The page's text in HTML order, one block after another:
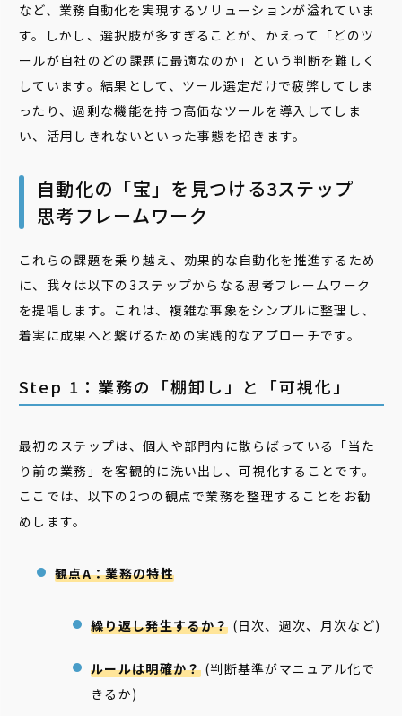
など、業務自動化を実現するソリューションが溢れていま
す。しかし、選択肢が多すぎることが、かえって「どのツ
ールが自社のどの課題に最適なのか」という判断を難しく
しています。結果として、ツール選定だけで疲弊してしま
ったり、過剰な機能を持つ高価なツールを導入してしま
い、活用しきれないといった事態を招きます。
自動化の「宝」を見つける3ステップ
思考フレームワーク
これらの課題を乗り越え、効果的な自動化を推進するため
に、我々は以下の3ステップからなる思考フレームワーク
を提唱します。これは、複雑な事象をシンプルに整理し、
着実に成果へと繋げるための実践的なアプローチです。
Step 1：業務の「棚卸し」と「可視化」
最初のステップは、個人や部門内に散らばっている「当た
り前の業務」を客観的に洗い出し、可視化することです。
ここでは、以下の2つの観点で業務を整理することをお勧
めします。
観点A：業務の特性
繰り返し発生するか？ (日次、週次、月次など)
ルールは明確か？(判断基準がマニュアル化で
きるか)